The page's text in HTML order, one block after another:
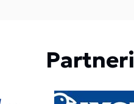
Partneri